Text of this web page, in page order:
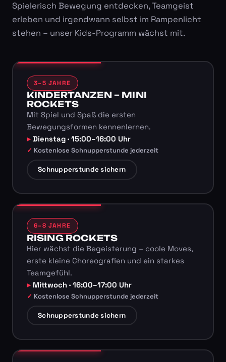
Spielerisch Bewegung entdecken, Teamgeist
erleben und irgendwann selbst im Rampenlicht
stehen – unser Kids-Programm wächst mit.
3–5 JAHRE
KINDERTANZEN – MINI
ROCKETS
Mit Spiel und Spaß die ersten
Bewegungsformen kennenlernen.
Dienstag · 15:00–16:00 Uhr
Kostenlose Schnupperstunde jederzeit
Schnupperstunde sichern
6–8 JAHRE
RISING ROCKETS
Hier wächst die Begeisterung – coole Moves,
erste kleine Choreografien und ein starkes
Teamgefühl.
Mittwoch · 16:00–17:00 Uhr
Kostenlose Schnupperstunde jederzeit
Schnupperstunde sichern